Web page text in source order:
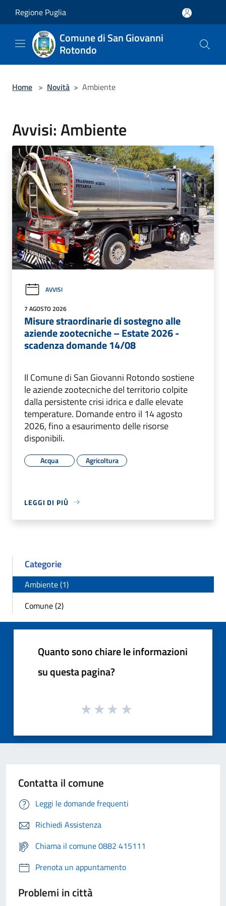
Regione Puglia
Comune di San Giovanni
Rotondo
Home > Novità > Ambiente
Avvisi: Ambiente
AVVISI
7 AGOSTO 2026
Misure straordinarie di sostegno alle
aziende zootecniche – Estate 2026 -
scadenza domande 14/08
Il Comune di San Giovanni Rotondo sostiene
le aziende zootecniche del territorio colpite
dalla persistente crisi idrica e dalle elevate
temperature. Domande entro il 14 agosto
2026, fino a esaurimento delle risorse
disponibili.
Acqua Agricoltura
LEGGI DI PIÙ
Categorie
Ambiente (1)
Comune (2)
Quanto sono chiare le informazioni
su questa pagina?
Contatta il comune
Leggi le domande frequenti
Richiedi Assistenza
Chiama il comune 0882 415111
Prenota un appuntamento
Problemi in città